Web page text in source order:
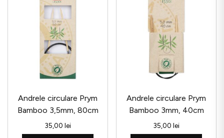
Andrele circulare Prym
Bamboo 3,5mm, 80cm
35,00 lei
Andrele circulare Prym
Bamboo 3mm, 40cm
35,00 lei